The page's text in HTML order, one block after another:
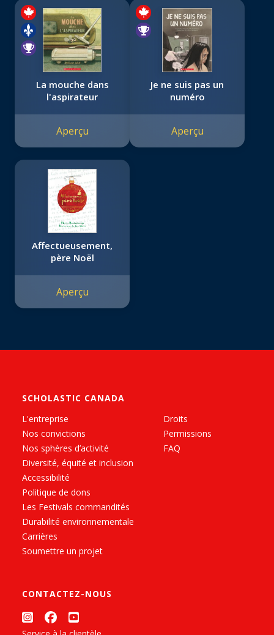
La mouche dans
l'aspirateur
Aperçu
Je ne suis pas un
numéro
Aperçu
Affectueusement,
père Noël
Aperçu
SCHOLASTIC CANADA
L'entreprise
Nos convictions
Nos sphères d’activité
Diversité, équité et inclusion
Accessibilité
Politique de dons
Les Festivals commandités
Durabilité environnementale
Carrières
Soumettre un projet
Droits
Permissions
FAQ
CONTACTEZ-NOUS